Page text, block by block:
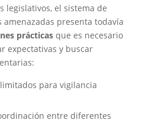
legislativos, el sistema de
amenazadas presenta todavía
prácticasque es necesario
expectativas y buscar
para vigilancia
entre diferentes